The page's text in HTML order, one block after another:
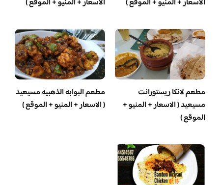
مطعم لانكا ريستورانت
مسيعيد ( الاسعار + المنيو +
الموقع )
مطعم البوابه الذهبيه مسيعيد
( الاسعار + المنيو + الموقع )